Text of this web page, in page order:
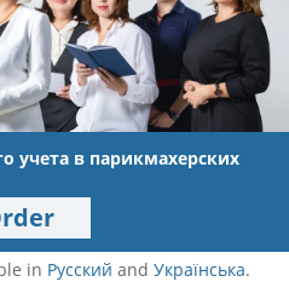
учета в парикмахерских
in Русский and Українська.